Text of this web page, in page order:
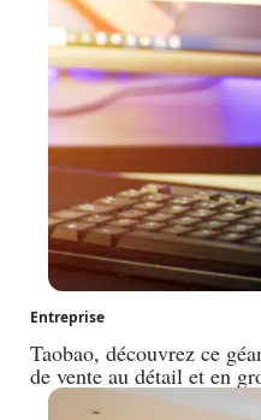
Entreprise
Taobao, découvrez ce
de vente au détail et en